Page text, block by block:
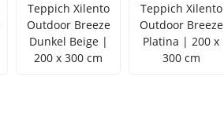
Teppich Xilento
Outdoor Breeze
Dunkel Beige |
200 x 300 cm
Teppich Xilento
Outdoor Breeze
Platina | 200 x
300 cm